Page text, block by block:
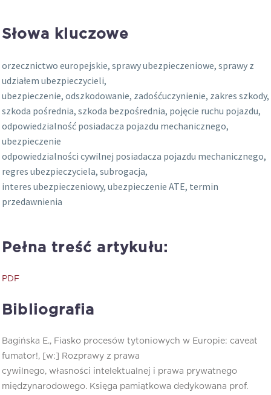
Słowa kluczowe
orzecznictwo europejskie, sprawy ubezpieczeniowe, sprawy z
udziałem ubezpieczycieli,
ubezpieczenie, odszkodowanie, zadośćuczynienie, zakres szkody,
szkoda pośrednia, szkoda bezpośrednia, pojęcie ruchu pojazdu,
odpowiedzialność posiadacza pojazdu mechanicznego,
ubezpieczenie
odpowiedzialności cywilnej posiadacza pojazdu mechanicznego,
regres ubezpieczyciela, subrogacja,
interes ubezpieczeniowy, ubezpieczenie ATE, termin
przedawnienia
Pełna treść artykułu:
PDF
Bibliografia
Bagińska E., Fiasko procesów tytoniowych w Europie: caveat
fumator!, [w:] Rozprawy z prawa
cywilnego, własności intelektualnej i prawa prywatnego
międzynarodowego. Księga pamiątkowa dedykowana prof.